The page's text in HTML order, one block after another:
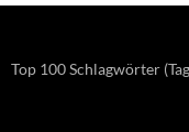
Top 100 Schlagwörter